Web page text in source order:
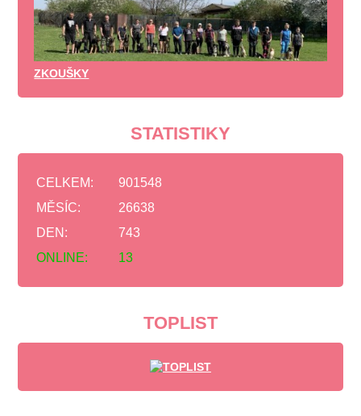
ZKOUŠKY
STATISTIKY
ONLINE: 13
CELKEM:
901548
MĚSÍC:
26638
DEN:
743
TOPLIST